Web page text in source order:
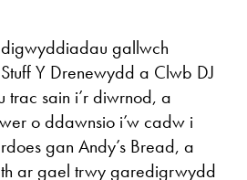
gallwch
Y Drenewydd a Clwb DJ
sain i’r diwrnod, a
o ddawnsio i’w cadw i
gan Andy’s Bread, a
ar gael trwy garedigrwydd